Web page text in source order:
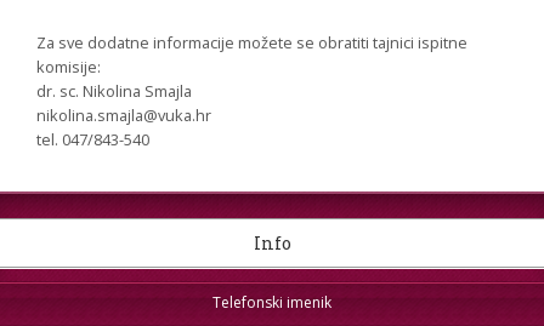
Za sve dodatne informacije možete se obratiti tajnici ispitne
komisije:
dr. sc. Nikolina Smajla
nikolina.smajla@vuka.hr
tel. 047/843-540
Info
Telefonski imenik